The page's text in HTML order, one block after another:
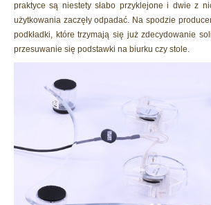
praktyce są niestety słabo przyklejone i dwie z
użytkowania zaczęły odpadać. Na spodzie
podkładki, które trzymają się już zdecydowanie
przesuwanie się podstawki na biurku czy stole.